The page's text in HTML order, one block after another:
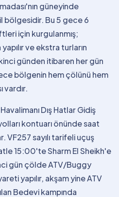
güneyinde
bölgesidir. Bu 5 gece 6
için kurgulanmış;
ve ekstra turların
günden itibaren her gün
bölgenin hem çölünü hem
vardır.
Dış Hatlar Gidiş
kontuarı önünde saat
VF257 sayılı tarifeli uçuş
15:00'te Sharm El Sheikh'e
gün çölde ATV/Buggy
yapılır, akşam yine ATV
Bedevi kampında